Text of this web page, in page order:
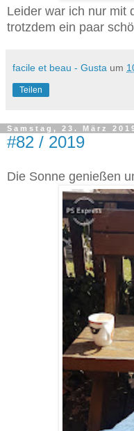
Leider war ich nur mit
trotzdem ein paar
facile et beau - Gusta um
Teilen
Samstag, 23. März
#82 / 2019
Die Sonne genießen